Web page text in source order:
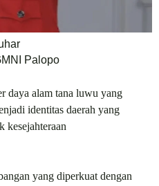
Palopo
daya alam tana luwu yang
identitas daerah yang
kesejahteraan
yang diperkuat dengan